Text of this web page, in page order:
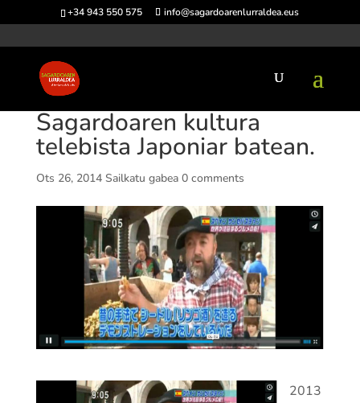
+34 943 550 575 info@sagardoarenlurraldea.eus
Sagardoaren kultura
telebista Japoniar batean.
Ots 26, 2014 Sailkatu gabea 0 comments
2013